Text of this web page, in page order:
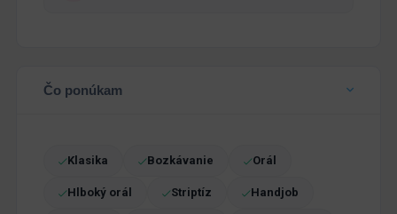
Čo ponúkam
Klasika Bozkávanie Orál
Hlboký orál Striptíz Handjob